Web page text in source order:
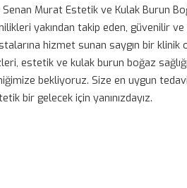
teknolojilerle donatılmış modern
ekibimizle hastalarımıza en iyisini
memnuniyeti, kaliteli hizmet
tıp bilgisi ile deneyimimizi
tedavi seçeneklerini sunmaya